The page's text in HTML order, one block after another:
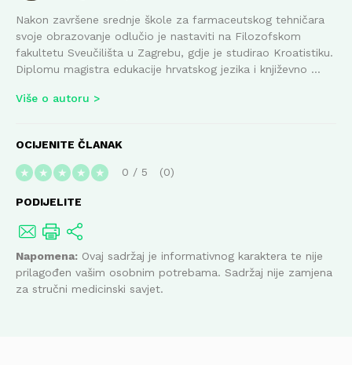
Nakon završene srednje škole za farmaceutskog tehničara
svoje obrazovanje odlučio je nastaviti na Filozofskom
fakultetu Sveučilišta u Zagrebu, gdje je studirao Kroatistiku.
Diplomu magistra edukacije hrvatskog jezika i književno ...
Više o autoru
OCIJENITE ČLANAK
★ ★ ★ ★ ★ 0 / 5 0
PODIJELITE
Napomena: Ovaj sadržaj je informativnog karaktera te nije
prilagođen vašim osobnim potrebama. Sadržaj nije zamjena
za stručni medicinski savjet.